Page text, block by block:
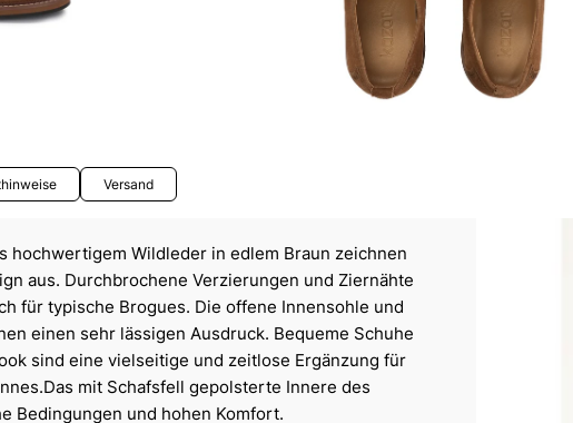
Versand
hochwertigem Wildleder in edlem Braun zeichnen
aus. Durchbrochene Verzierungen und Ziernähte
für typische Brogues. Die offene Innensohle und
einen sehr lässigen Ausdruck. Bequeme Schuhe
sind eine vielseitige und zeitlose Ergänzung für
mit Schafsfell gepolsterte Innere des
Bedingungen und hohen Komfort.